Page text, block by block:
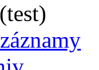
(test)